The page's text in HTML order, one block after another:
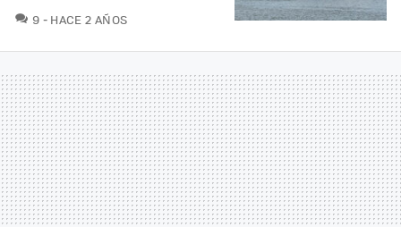
9 COMENTARIOS
HACE 2 AÑOS